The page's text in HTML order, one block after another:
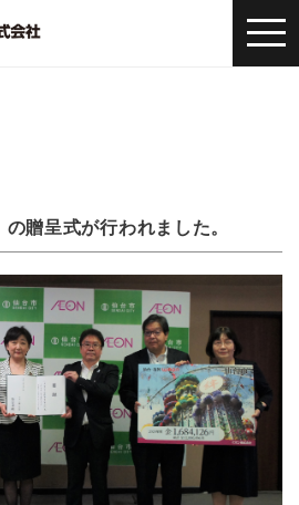
の贈呈式が行われました。